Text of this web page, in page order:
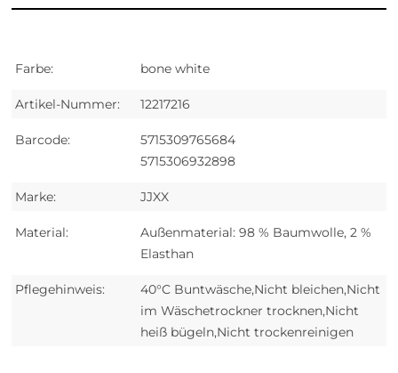
Farbe: bone white
Artikel-Nummer: 12217216
Barcode:
5715309765684
5715306932898
Marke: JJXX
Material:
Außenmaterial: 98 % Baumwolle, 2 %
Elasthan
Pflegehinweis:
40°C Buntwäsche,Nicht bleichen,Nicht
im Wäschetrockner trocknen,Nicht
heiß bügeln,Nicht trockenreinigen